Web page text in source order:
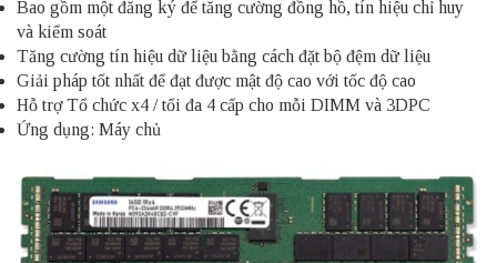
Bao gồm một đăng ký để tăng cường đồng hồ, tín hiệu chỉ huy
và kiểm soát
Tăng cường tín hiệu dữ liệu bằng cách đặt bộ đệm dữ liệu
Giải pháp tốt nhất để đạt được mật độ cao với tốc độ cao
Hỗ trợ Tổ chức x4 / tối đa 4 cấp cho mỗi DIMM và 3DPC
Ứng dụng: Máy chủ